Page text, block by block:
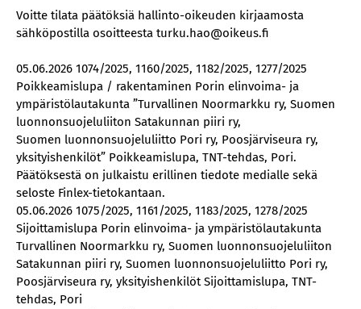
Voitte tilata päätöksiä hallinto-oikeuden kirjaamosta
sähköpostilla osoitteesta turku.hao@oikeus.fi
05.06.2026 1074/2025, 1160/2025, 1182/2025, 1277/2025
Poikkeamislupa / rakentaminen Porin elinvoima- ja
ympäristölautakunta ”Turvallinen Noormarkku ry, Suomen
luonnonsuojeluliiton Satakunnan piiri ry,
Suomen luonnonsuojeluliitto Pori ry, Poosjärviseura ry,
yksityishenkilöt” Poikkeamislupa, TNT-tehdas, Pori.
Päätöksestä on julkaistu erillinen tiedote medialle sekä
seloste Finlex-tietokantaan.
05.06.2026 1075/2025, 1161/2025, 1183/2025, 1278/2025
Sijoittamislupa Porin elinvoima- ja ympäristölautakunta
Turvallinen Noormarkku ry, Suomen luonnonsuojeluliiton
Satakunnan piiri ry, Suomen luonnonsuojeluliitto Pori ry,
Poosjärviseura ry, yksityishenkilöt Sijoittamislupa, TNT-
tehdas, Pori